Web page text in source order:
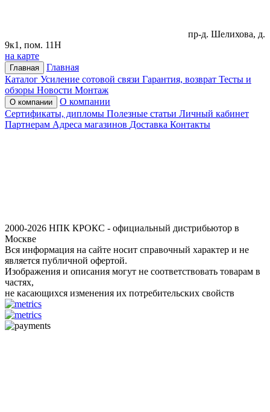
пр-д. Шелихова, д.
9к1, пом. 11Н
на карте
Главная
Главная
Каталог Усиление сотовой связи Гарантия, возврат Тесты и
обзоры Новости Монтаж
О компании
О компании
Сертификаты, дипломы Полезные статьи Личный кабинет
Партнерам Адреса магазинов Доставка Контакты
2000-2026 НПК КРОКС - официальный дистрибьютор в
Москве
Вся информация на сайте носит справочный характер и не
является публичной офертой.
Изображения и описания могут не соответствовать товарам в
частях,
не касающихся изменения их потребительских свойств